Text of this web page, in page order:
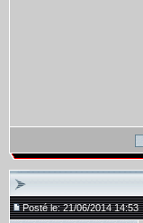
Posté le: 21/06/2014 14:53